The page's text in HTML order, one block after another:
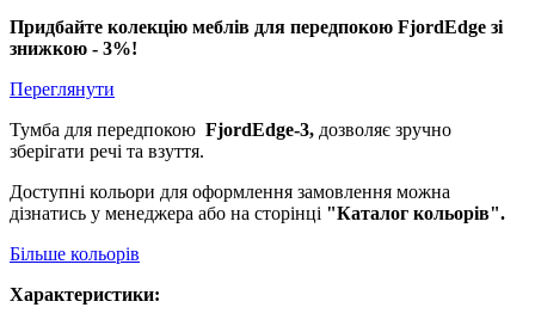
Придбайте колекцію меблів для передпокою FjordEdge зі
знижкою - 3%!
Переглянути
Тумба для передпокою FjordEdge-3, дозволяє зручно
зберігати речі та взуття.
Доступні кольори для оформлення замовлення можна
дізнатись у менеджера або на сторінці "Каталог кольорів".
Більше кольорів
Характеристики: